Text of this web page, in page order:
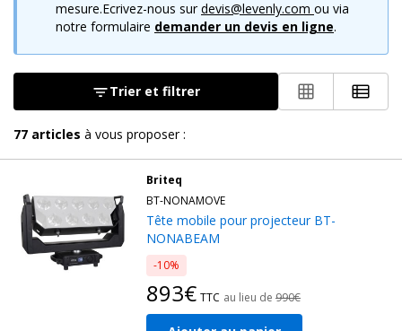
mesure.Ecrivez-nous surdevis@levenly.com ou via
notre formulaire demander un devis en ligne.
Trier et filtrer
77 articles à vous proposer :
Briteq
BT-NONAMOVE
Tête mobile pour projecteur BT-
NONABEAM
-10%
893€ TTC au lieu de 990€